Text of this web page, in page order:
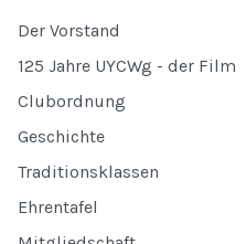
Der Vorstand
125 Jahre UYCWg - der Film
Clubordnung
Geschichte
Traditionsklassen
Ehrentafel